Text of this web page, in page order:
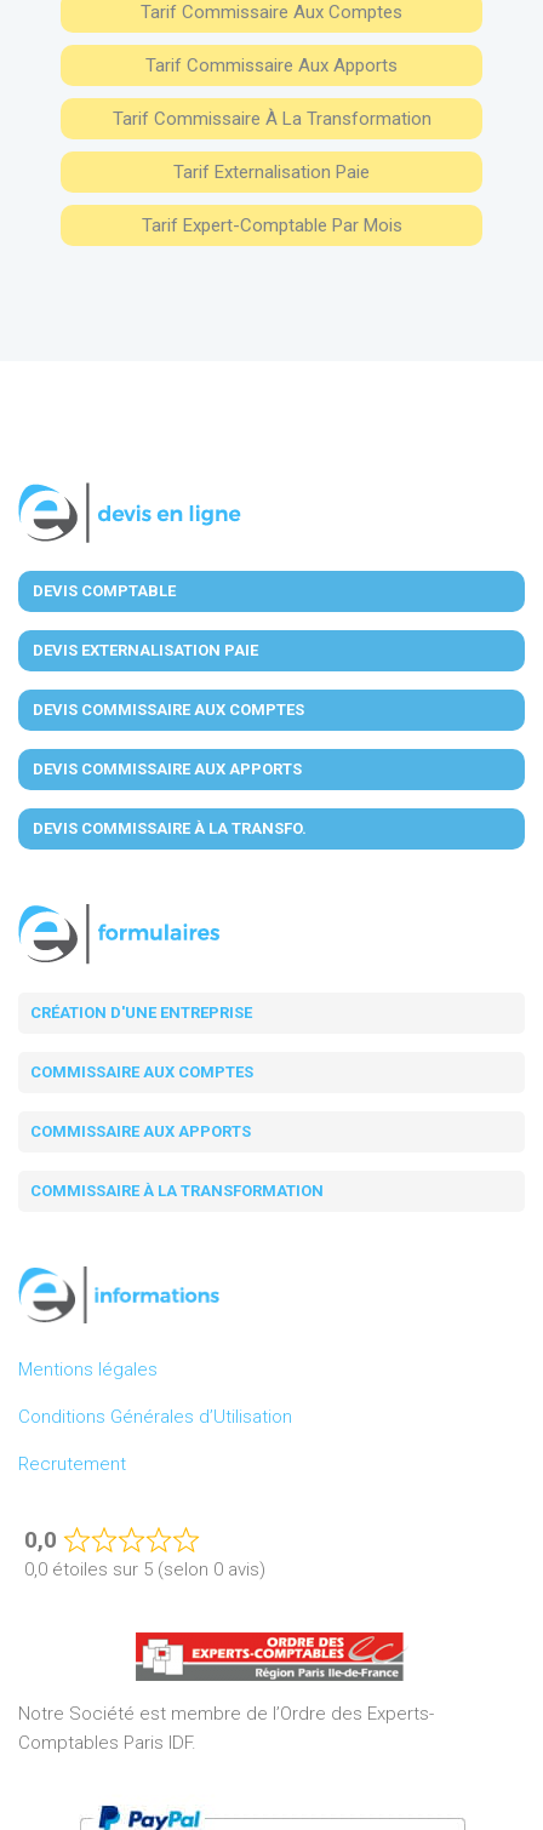
Tarif Commissaire Aux Comptes
Tarif Commissaire Aux Apports
Tarif Commissaire À La Transformation
Tarif Externalisation Paie
Tarif Expert-Comptable Par Mois
DEVIS COMPTABLE
DEVIS EXTERNALISATION PAIE
DEVIS COMMISSAIRE AUX COMPTES
DEVIS COMMISSAIRE AUX APPORTS
DEVIS COMMISSAIRE À LA TRANSFO.
CRÉATION D'UNE ENTREPRISE
COMMISSAIRE AUX COMPTES
COMMISSAIRE AUX APPORTS
COMMISSAIRE À LA TRANSFORMATION
Mentions légales
Conditions Générales d’Utilisation
Recrutement
0,0
Rated
0,0
of
5
0,0 étoiles sur 5 (selon 0 avis)
Notre Société est membre de l’Ordre des Experts-
Comptables Paris IDF.